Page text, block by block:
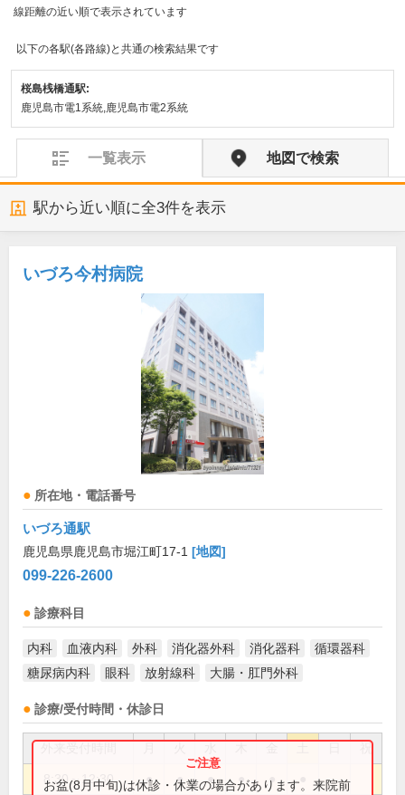
線距離の近い順で表示されています
以下の各駅(各路線)と共通の検索結果です
桜島桟橋通駅:
鹿児島市電1系統,鹿児島市電2系統
一覧表示 地図で検索
駅から近い順に全3件を表示
いづろ今村病院
所在地・電話番号
いづろ通駅
鹿児島県鹿児島市堀江町17-1 [地図]
099-226-2600
診療科目
内科 血液内科 外科 消化器外科 消化器科
循環器科
糖尿病内科
眼科 放射線科 大腸・肛門外科
診療/受付時間・休診日
祝
8:30～12:30 ● ● ● ● ●
お盆(8月中旬)は休診・休業の場合があります。来院前